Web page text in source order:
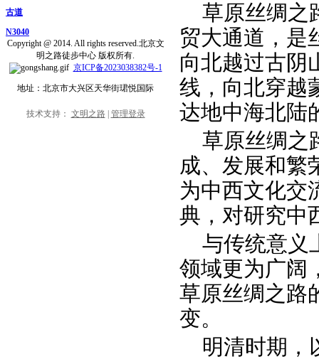
草原丝绸之
贸大通道，是
向北越过古阴
线，向北穿越
达地中海北陆
草原丝绸之
成、发展和繁
为中西文化交
典，对研究中
与传统意义
领域更为广阔
草原丝绸之路
变。
明清时期，
古道
N3040
Copyright @ 2014. All rights reserved.北京文
明之路徒步中心 版权所有.
京ICP备2023038382号-1
地址：北京市大兴区天华街珺悦国际
技术支持： 文明之路| 管理登录